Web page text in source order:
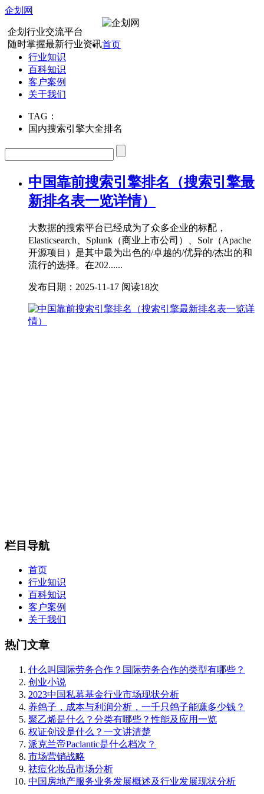
企划网
企划行业交流平台
随时掌握最新行业资讯首页
行业知识
百科知识
客户案例
关于我们
TAG：
国内搜索引擎大全排名
中国靠前搜索引擎排名（搜索引擎最
新排名表一览详情）
大数据的搜索平台已经成为了众多企业的标配，
Elasticsearch、Splunk（商业上市公司）、Solr（Apache
开源项目）是其中最为出色的/卓越的/优异的/杰出的和
流行的选择。在202......
发布日期：2025-11-17 阅读18次
栏目导航
首页
行业知识
百科知识
客户案例
关于我们
热门文章
什么叫国际劳务合作？国际劳务合作的类型有哪些？
创业小说
2023中国私募基金行业市场现状分析
养鸽子，成本与利润分析，一千只鸽子能赚多少钱？
聚乙烯是什么？分类有哪些？性能及应用一览
权证创设是什么？一文讲清楚
派克兰帝Paclantic是什么档次？
市场营销战略
祛痘化妆品市场分析
中国房地产服务业务发展概述及行业发展现状分析